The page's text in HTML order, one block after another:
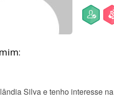
Silva e tenho interesse